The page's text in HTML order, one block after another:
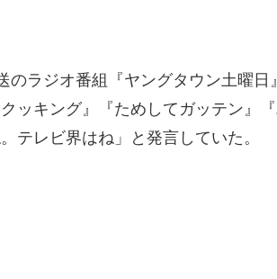
ラジオ番組『ヤングタウン土曜日
ッキング』『ためしてガッテン』
テレビ界はね」と発言していた。